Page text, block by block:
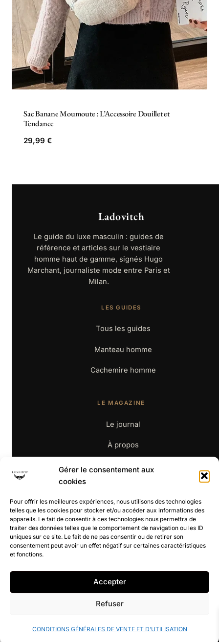
Gérer le consentement aux
cookies
Pour offrir les meilleures expériences, nous utilisons des technologies
telles que les cookies pour stocker et/ou accéder aux informations des
appareils. Le fait de consentir à ces technologies nous permettra de
traiter des données telles que le comportement de navigation ou les ID
uniques sur ce site. Le fait de ne pas consentir ou de retirer son
consentement peut avoir un effet négatif sur certaines caractéristiques
et fonctions.
Accepter
Refuser
CONDITIONS GÉNÉRALES DE VENTE ET D’UTILISATION
Sac Banane Moumoute : L’Accessoire Douillet et
Tendance
29,99€
Ladovitch
Le guide du luxe masculin : guides de
référence et articles sur le vestiaire
homme haut de gamme, signés Hugo
Marchant, journaliste mode entre Paris et
Milan.
LES GUIDES
Tous les guides
Manteau homme
Cachemire homme
LE MAGAZINE
Le journal
À propos
Contact
BOUTIQUE
La boutique
CGV
© 2026 Ladovitch — Édité par Hugo Marchant